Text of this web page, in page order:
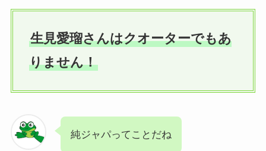
生見愛瑠さんはクオーターでもあ
りません！
純ジャパってことだね